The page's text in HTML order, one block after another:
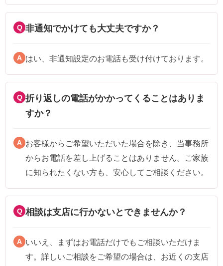
Q 非通知でかけても大丈夫ですか？
A はい、非通知設定のお電話も受け付けております。
Q 折り返しの電話がかかってくることはありま
すか？
A お客様からご希望いただいた場合を除き、当事務所
からお電話を差し上げることはありません。ご家族
に知られたくない方も、安心してご相談ください。
Q 相談は支店に行かないとできませんか？
A いいえ、まずはお電話だけでもご相談いただけま
す。詳しいご相談をご希望の場合は、お近くの支店